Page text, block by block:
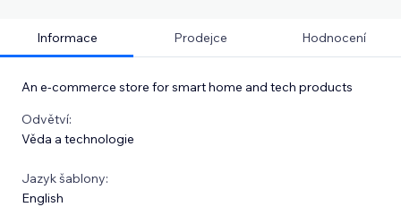
Informace Prodejce Hodnocení
An e-commerce store for smart home and tech products
Odvětví:
Věda a technologie
Jazyk šablony:
English